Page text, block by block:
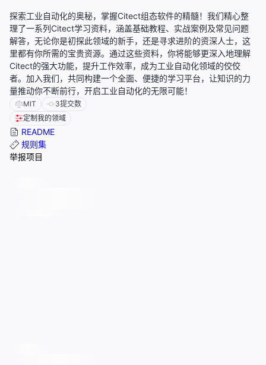
探索工业自动化的奥秘，掌握Citect组态软件的精髓！我们精心整
理了一系列Citect学习资料，涵盖基础教程、实战案例及常见问题
解答，无论你是初探此领域的新手，还是寻求进阶的资深人士，这
里都有你所需的宝贵资源。通过这些资料，你将能够更深入地理解
Citect的强大功能，提升工作效率，成为工业自动化领域的佼佼
者。加入我们，共同构建一个全面、便捷的学习平台，让知识的力
量推动你不断前行，开启工业自动化的无限可能！
MIT 3提交数
定制我的领域
README
规则集
举报项目